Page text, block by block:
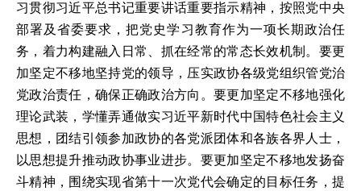
习贯彻习近平总书记重要讲话重要指示精神，按照党中央
部署及省委要求，把党史学习教育作为一项长期政治任
务，着力构建融入日常、抓在经常的常态长效机制。要更
加坚定不移地坚持党的领导，压实政协各级党组织管党治
党政治责任，确保正确政治方向。要更加坚定不移地强化
理论武装，学懂弄通做实习近平新时代中国特色社会主义
思想，团结引领参加政协的各党派团体和各族各界人士，
以思想提升推动政协事业进步。要更加坚定不移地发扬奋
斗精神，围绕实现省第十一次党代会确定的目标任务，提